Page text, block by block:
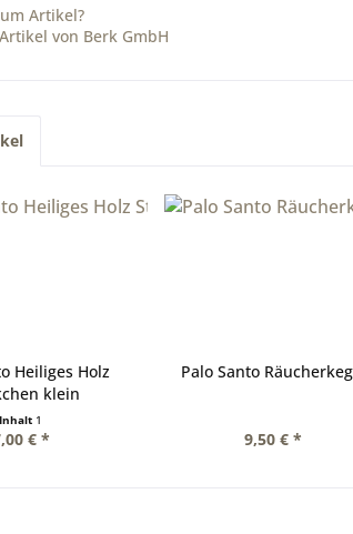
Artikel?
von Berk GmbH
Heiliges Holz
klein
Inhalt 1
€ *
Palo Santo
9,50 € *